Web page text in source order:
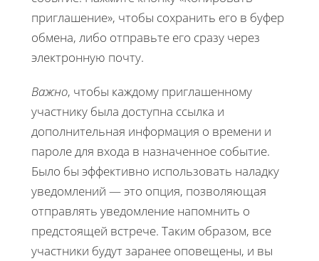
приглашение», чтобы сохранить его в буфер
обмена, либо отправьте его сразу через
электронную почту.
Важно, чтобы каждому приглашенному
участнику была доступна ссылка и
дополнительная информация о времени и
пароле для входа в назначенное событие.
Было бы эффективно использовать наладку
уведомлений — это опция, позволяющая
отправлять уведомление напомнить о
предстоящей встрече. Таким образом, все
участники будут заранее оповещены, и вы